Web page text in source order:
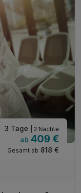
3 Tage | 2 Nächte
ab 409 €
Gesamt ab 818 €